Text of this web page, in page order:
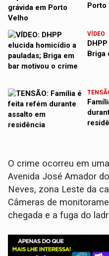
Porto
VÍDEO
Briga
O crime ocorreu em
Avenida José Amador
Neves, zona Leste da
Câmeras de
chegada e a fuga do